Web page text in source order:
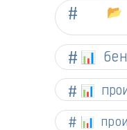
📂
📊
📊
📊